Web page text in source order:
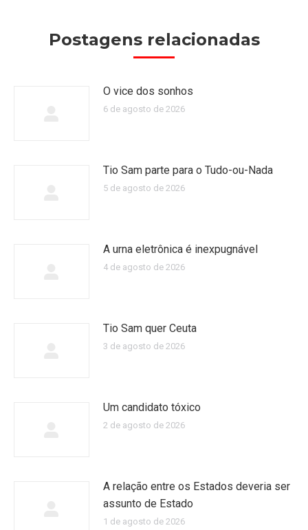
Postagens relacionadas
O vice dos sonhos
6 de agosto de 2026
Tio Sam parte para o Tudo-ou-Nada
5 de agosto de 2026
A urna eletrônica é inexpugnável
4 de agosto de 2026
Tio Sam quer Ceuta
3 de agosto de 2026
Um candidato tóxico
2 de agosto de 2026
A relação entre os Estados deveria ser
assunto de Estado
1 de agosto de 2026